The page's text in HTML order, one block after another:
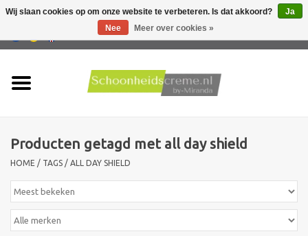
Producten
Huidproblemen
Mannen verzorging
Producten getagd met all day shield
HOME / TAGS / ALL DAY SHIELD
Wij slaan cookies op om onze website te verbeteren. Is dat akkoord?
Ja
Nee
Meer over cookies »